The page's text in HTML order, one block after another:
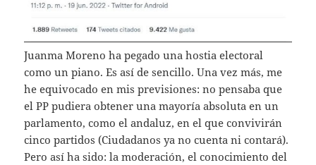
Juanma Moreno ha pegado una hostia electoral
como un piano. Es así de sencillo. Una vez más, me
he equivocado en mis previsiones: no pensaba que
el PP pudiera obtener una mayoría absoluta en un
parlamento, como el andaluz, en el que convivirán
cinco partidos (Ciudadanos ya no cuenta ni contará).
Pero así ha sido: la moderación, el conocimiento del